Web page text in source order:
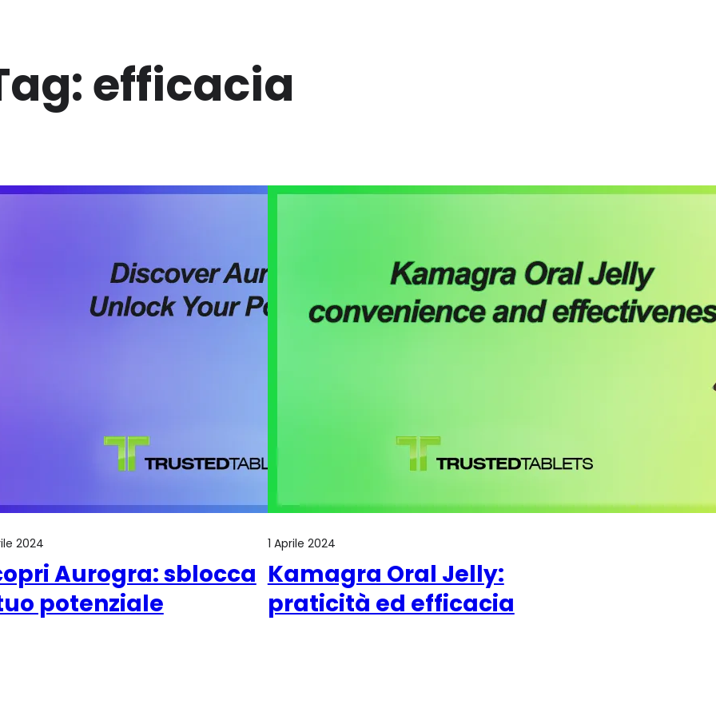
efficacia
2024
Aurogra: sblocca
potenziale
1 Aprile 2024
Kamagra Oral Jelly:
praticità ed efficacia